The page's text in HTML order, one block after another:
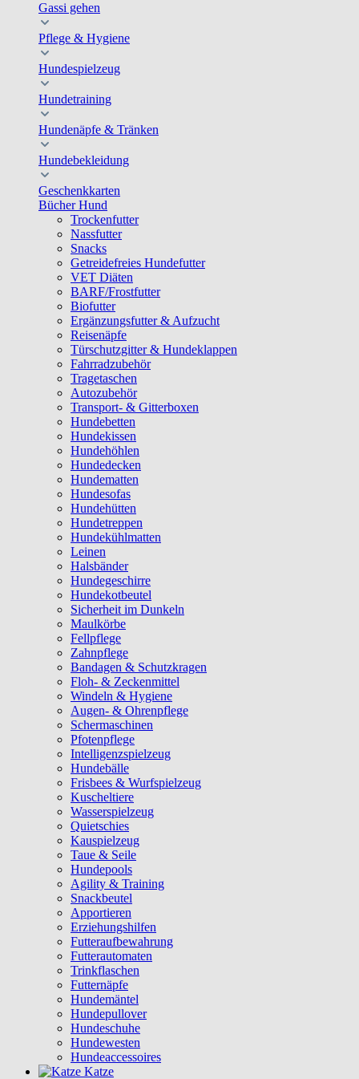
Gassi gehen
Pflege & Hygiene
Hundespielzeug
Hundetraining
Hundenäpfe & Tränken
Hundebekleidung
Geschenkkarten
Bücher Hund
Trockenfutter
Nassfutter
Snacks
Getreidefreies Hundefutter
VET Diäten
BARF/Frostfutter
Biofutter
Ergänzungsfutter & Aufzucht
Reisenäpfe
Türschutzgitter & Hundeklappen
Fahrradzubehör
Tragetaschen
Autozubehör
Transport- & Gitterboxen
Hundebetten
Hundekissen
Hundehöhlen
Hundedecken
Hundematten
Hundesofas
Hundehütten
Hundetreppen
Hundekühlmatten
Leinen
Halsbänder
Hundegeschirre
Hundekotbeutel
Sicherheit im Dunkeln
Maulkörbe
Fellpflege
Zahnpflege
Bandagen & Schutzkragen
Floh- & Zeckenmittel
Windeln & Hygiene
Augen- & Ohrenpflege
Schermaschinen
Pfotenpflege
Intelligenzspielzeug
Hundebälle
Frisbees & Wurfspielzeug
Kuscheltiere
Wasserspielzeug
Quietschies
Kauspielzeug
Taue & Seile
Hundepools
Agility & Training
Snackbeutel
Apportieren
Erziehungshilfen
Futteraufbewahrung
Futterautomaten
Trinkflaschen
Futternäpfe
Hundemäntel
Hundepullover
Hundeschuhe
Hundewesten
Hundeaccessoires
Katze